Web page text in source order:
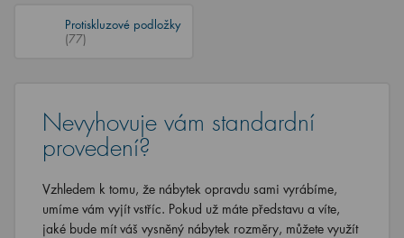
Protiskluzové podložky
(77)
Nevyhovuje vám standardní
provedení?
Vzhledem k tomu, že nábytek opravdu sami vyrábíme,
umíme vám vyjít vstříc. Pokud už máte představu a víte,
jaké bude mít váš vysněný nábytek rozměry, můžete využít